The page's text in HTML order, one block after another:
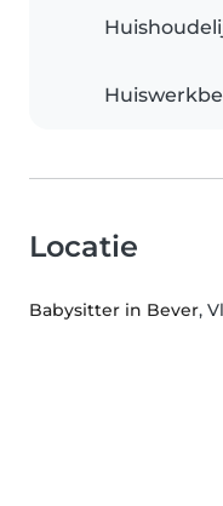
Locatie
Babysitter in Bever,